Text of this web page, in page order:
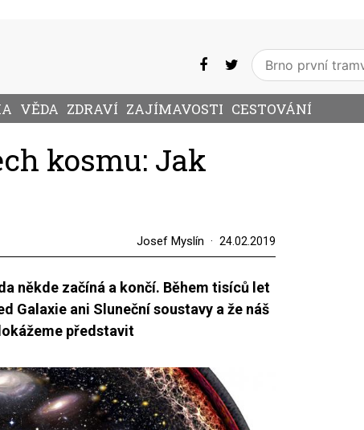
VĚDA ZDRAVÍ ZAJÍMAVOSTI CESTOVÁNÍ
kosmu: Jak
Josef Myslín 24.02.2019
někde začíná a končí. Během tisíců let
Galaxie ani Sluneční soustavy a že náš
představit